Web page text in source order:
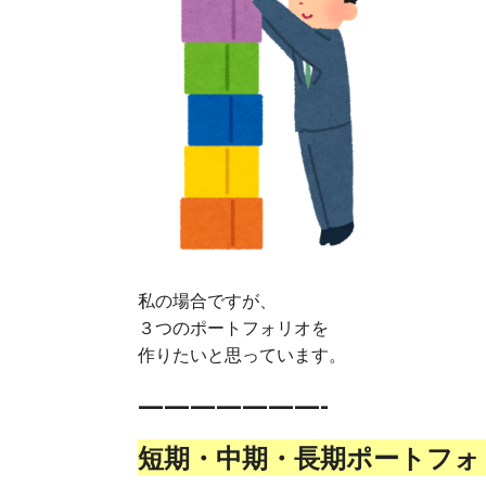
私の場合ですが、
３つのポートフォリオを
作りたいと思っています。
———————-
短期・中期・長期ポートフ